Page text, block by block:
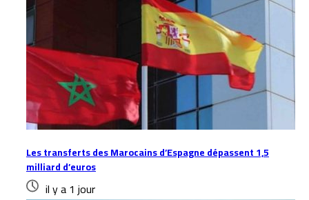
Les transferts des Marocains d’Espagne dépassent 1,5
milliard d’euros
il y a 1 jour